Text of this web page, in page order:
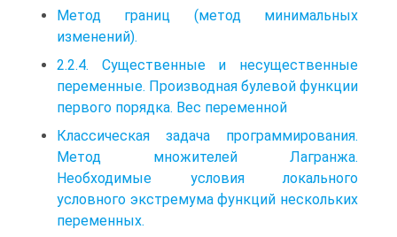
Метод границ (метод минимальных
изменений).
2.2.4. Существенные и несущественные
переменные. Производная булевой функции
первого порядка. Вес переменной
Классическая задача программирования.
Метод множителей Лагранжа.
Необходимые условия локального
условного экстремума функций нескольких
переменных.